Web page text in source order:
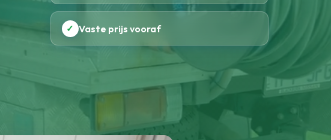
✓ Vaste prijs vooraf